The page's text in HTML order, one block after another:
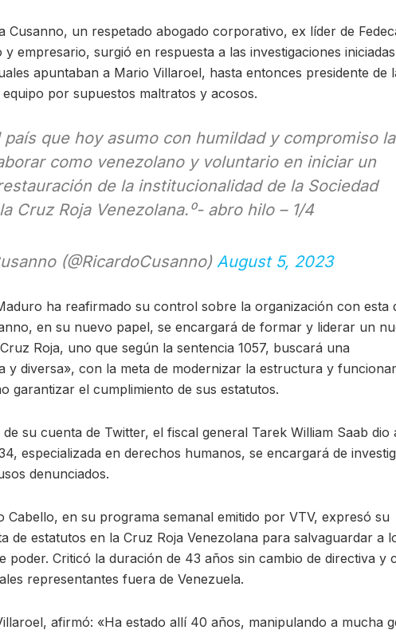
Cusanno, un respetado abogado corporativo, ex líder de
empresario, surgió en respuesta a las investigaciones
apuntaban a Mario Villaroel, hasta entonces presidente de
por supuestos maltratos y acosos.
país que hoy asumo con humildad y compromiso la
como venezolano y voluntario en iniciar un
de la institucionalidad de la Sociedad
Cruz Roja Venezolana.⁰- abro hilo – 1/4
(@RicardoCusanno) August 5, 2023
ha reafirmado su control sobre la organización con esta
en su nuevo papel, se encargará de formar y liderar un
Roja, uno que según la sentencia 1057, buscará una
y diversa», con la meta de modernizar la estructura y
garantizar el cumplimiento de sus estatutos.
su cuenta de Twitter, el fiscal general Tarek William Saab dio
especializada en derechos humanos, se encargará de
denunciados.
Cabello, en su programa semanal emitido por VTV, expresó su
de estatutos en la Cruz Roja Venezolana para salvaguardar a
poder. Criticó la duración de 43 años sin cambio de directiva y
representantes fuera de Venezuela.
afirmó: «Ha estado allí 40 años, manipulando a mucha